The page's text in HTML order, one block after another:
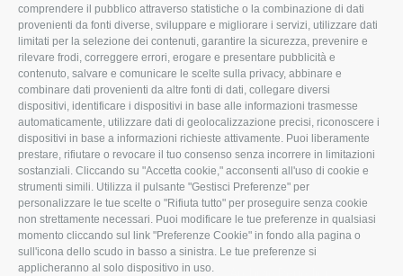
comprendere il pubblico attraverso statistiche o la combinazione di dati
provenienti da fonti diverse, sviluppare e migliorare i servizi, utilizzare dati
limitati per la selezione dei contenuti, garantire la sicurezza, prevenire e
rilevare frodi, correggere errori, erogare e presentare pubblicità e
contenuto, salvare e comunicare le scelte sulla privacy, abbinare e
combinare dati provenienti da altre fonti di dati, collegare diversi
dispositivi, identificare i dispositivi in base alle informazioni trasmesse
automaticamente, utilizzare dati di geolocalizzazione precisi, riconoscere i
dispositivi in base a informazioni richieste attivamente. Puoi liberamente
prestare, rifiutare o revocare il tuo consenso senza incorrere in limitazioni
sostanziali. Cliccando su "Accetta cookie," acconsenti all'uso di cookie e
strumenti simili. Utilizza il pulsante "Gestisci Preferenze" per
personalizzare le tue scelte o "Rifiuta tutto" per proseguire senza cookie
non strettamente necessari. Puoi modificare le tue preferenze in qualsiasi
momento cliccando sul link "Preferenze Cookie" in fondo alla pagina o
sull'icona dello scudo in basso a sinistra. Le tue preferenze si
applicheranno al solo dispositivo in uso.
Uffici della Sede
provinciale
Le Sedi di Zona
Agricoltori S.r.l.
Whistleblowing
Confagricoltura Rovigo e
Agricoltori srl
Associazione
CONFAGRICOLTURA
ATTIVA
Notizie in evidenza
Eventi
Comunicati Stampa
Video
Iscrizione Newsletter
Newsletter